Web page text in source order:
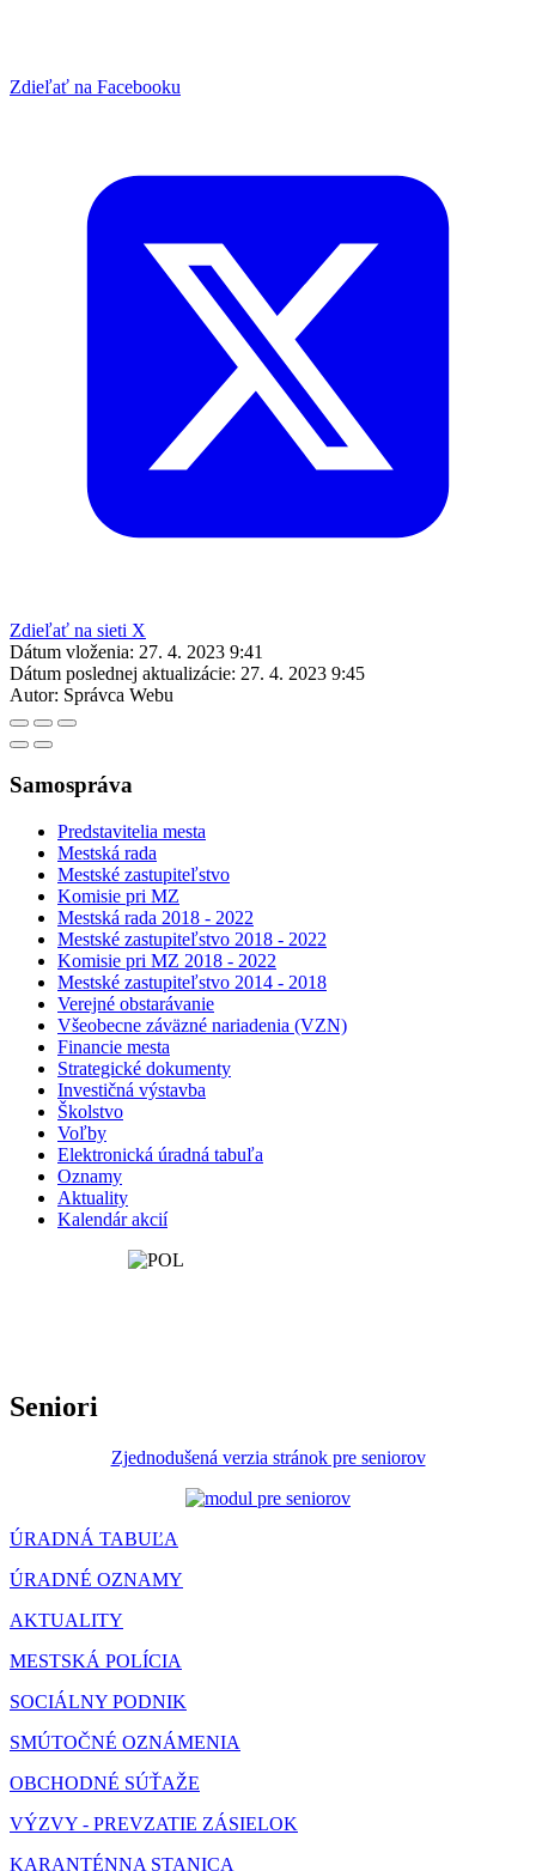
Zdieľať na Facebooku
Zdieľať na sieti X
Dátum vloženia: 27. 4. 2023 9:41
Dátum poslednej aktualizácie: 27. 4. 2023 9:45
Autor: Správca Webu
Samospráva
Predstavitelia mesta
Mestská rada
Mestské zastupiteľstvo
Komisie pri MZ
Mestská rada 2018 - 2022
Mestské zastupiteľstvo 2018 - 2022
Komisie pri MZ 2018 - 2022
Mestské zastupiteľstvo 2014 - 2018
Verejné obstarávanie
Všeobecne záväzné nariadenia (VZN)
Financie mesta
Strategické dokumenty
Investičná výstavba
Školstvo
Voľby
Elektronická úradná tabuľa
Oznamy
Aktuality
Kalendár akcií
Seniori
Zjednodušená verzia stránok pre seniorov
ÚRADNÁ TABUĽA
ÚRADNÉ OZNAMY
AKTUALITY
MESTSKÁ POLÍCIA
SOCIÁLNY PODNIK
SMÚTOČNÉ OZNÁMENIA
OBCHODNÉ SÚŤAŽE
VÝZVY - PREVZATIE ZÁSIELOK
KARANTÉNNA STANICA